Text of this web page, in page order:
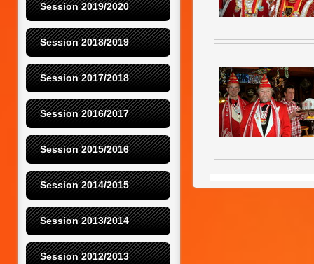
Session 2019/2020
Session 2018/2019
Session 2017/2018
Session 2016/2017
Session 2015/2016
Session 2014/2015
Session 2013/2014
Session 2012/2013